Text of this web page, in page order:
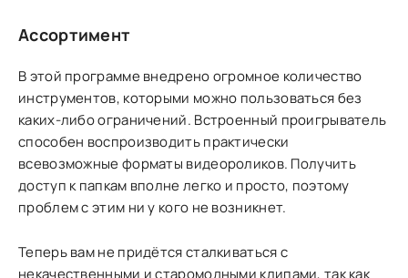
Ассортимент
В этой программе внедрено огромное количество
инструментов, которыми можно пользоваться без
каких-либо ограничений. Встроенный проигрыватель
способен воспроизводить практически
всевозможные форматы видеороликов. Получить
доступ к папкам вполне легко и просто, поэтому
проблем с этим ни у кого не возникнет.
Теперь вам не придётся сталкиваться с
некачественными и старомодными клипами, так как